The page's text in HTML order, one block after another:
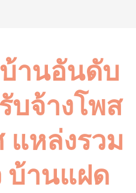
านอันดับ
บจ้างโพส
แหล่งรวม
บ้านแฝด